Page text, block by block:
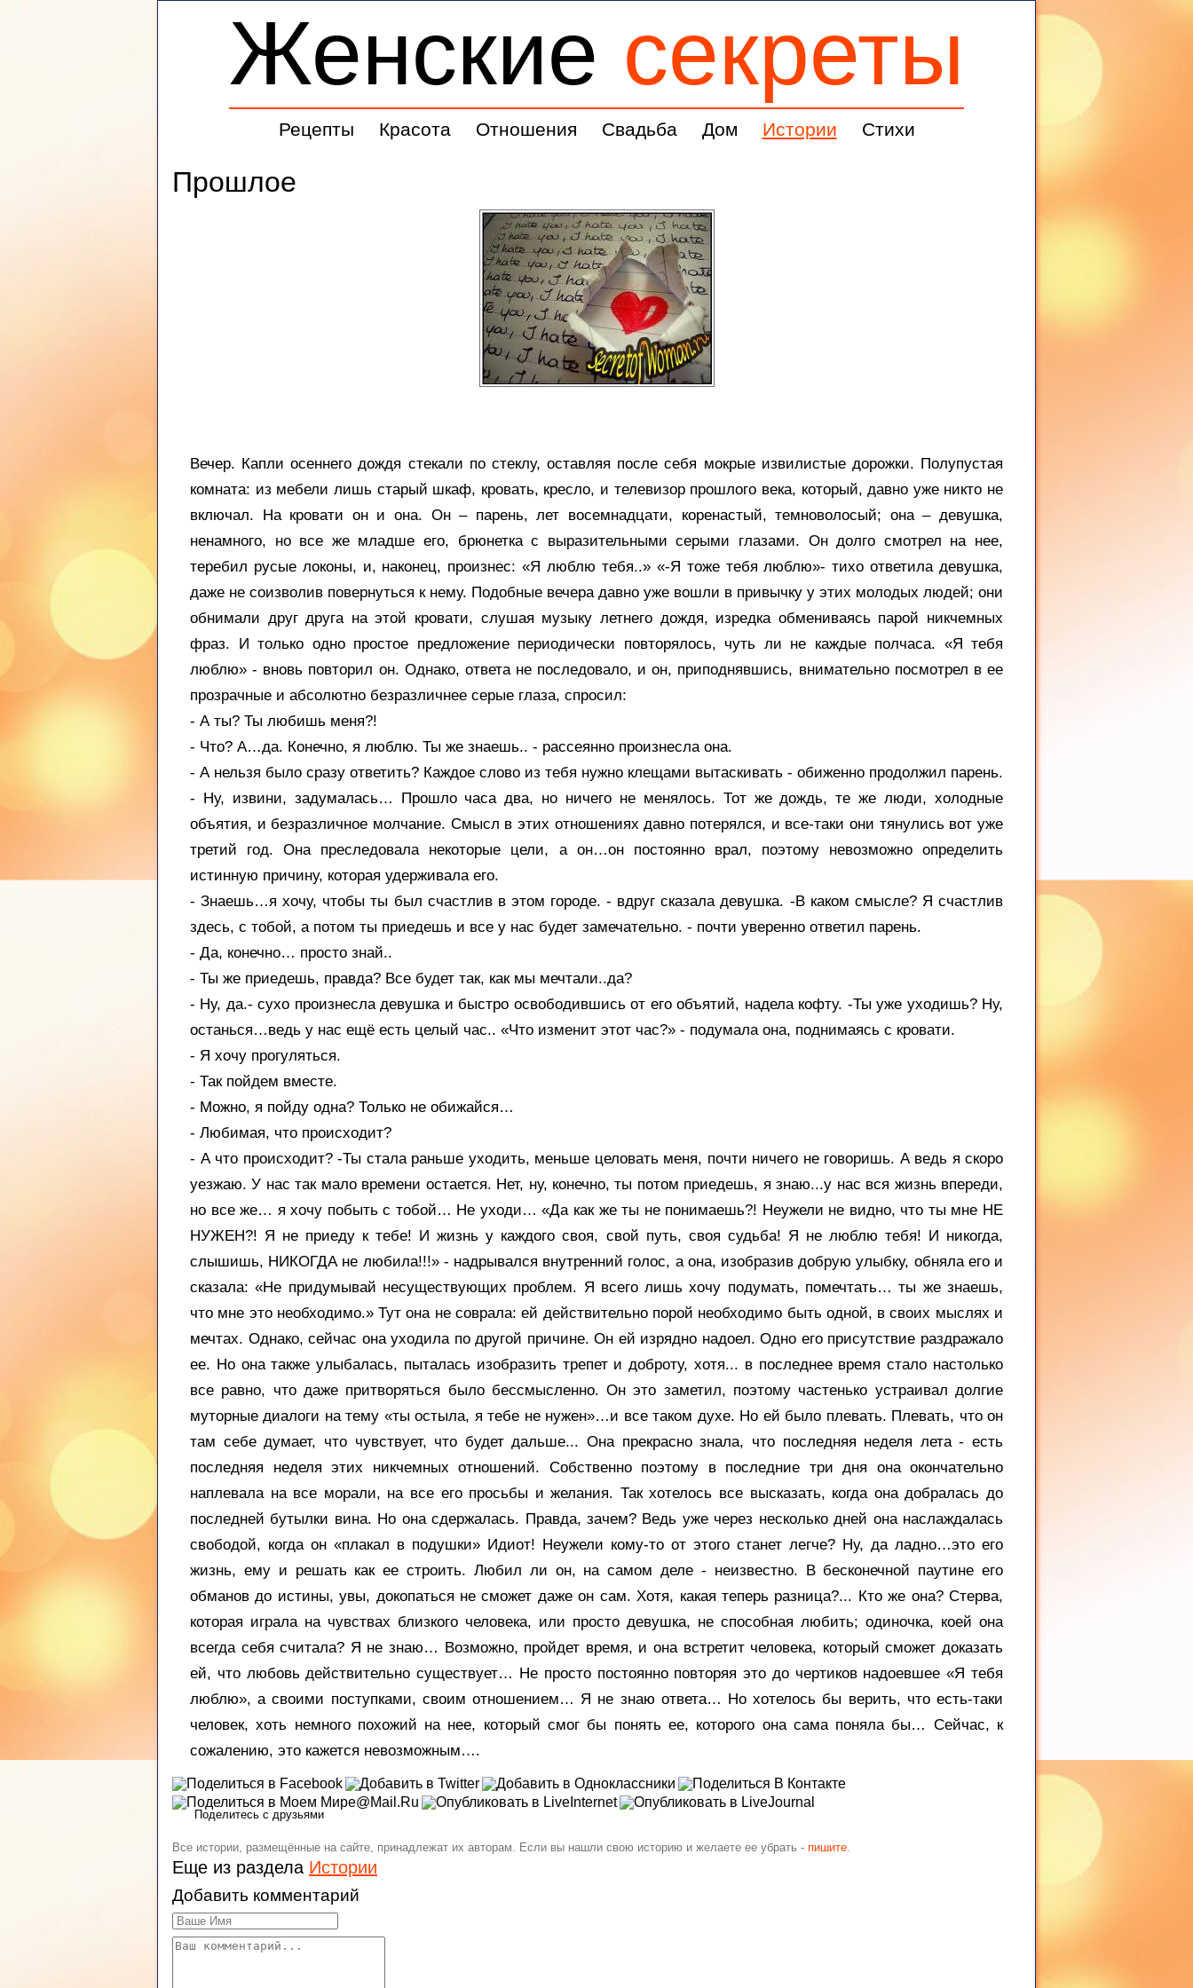
Женские секреты
Рецепты Красота Отношения Свадьба Дом Истории Стихи
Прошлое
Вечер. Капли осеннего дождя стекали по стеклу, оставляя после себя мокрые извилистые дорожки. Полупустая
комната: из мебели лишь старый шкаф, кровать, кресло, и телевизор прошлого века, который, давно уже никто не
включал. На кровати он и она. Он – парень, лет восемнадцати, коренастый, темноволосый; она – девушка,
ненамного, но все же младше его, брюнетка с выразительными серыми глазами. Он долго смотрел на нее,
теребил русые локоны, и, наконец, произнес: «Я люблю тебя..» «-Я тоже тебя люблю»- тихо ответила девушка,
даже не соизволив повернуться к нему. Подобные вечера давно уже вошли в привычку у этих молодых людей; они
обнимали друг друга на этой кровати, слушая музыку летнего дождя, изредка обмениваясь парой никчемных
фраз. И только одно простое предложение периодически повторялось, чуть ли не каждые полчаса. «Я тебя
люблю» - вновь повторил он. Однако, ответа не последовало, и он, приподнявшись, внимательно посмотрел в ее
прозрачные и абсолютно безразличнее серые глаза, спросил:
- А ты? Ты любишь меня?!
- Что? А…да. Конечно, я люблю. Ты же знаешь.. - рассеянно произнесла она.
- А нельзя было сразу ответить? Каждое слово из тебя нужно клещами вытаскивать - обиженно продолжил парень.
- Ну, извини, задумалась… Прошло часа два, но ничего не менялось. Тот же дождь, те же люди, холодные
объятия, и безразличное молчание. Смысл в этих отношениях давно потерялся, и все-таки они тянулись вот уже
третий год. Она преследовала некоторые цели, а он…он постоянно врал, поэтому невозможно определить
истинную причину, которая удерживала его.
- Знаешь…я хочу, чтобы ты был счастлив в этом городе. - вдруг сказала девушка. -В каком смысле? Я счастлив
здесь, с тобой, а потом ты приедешь и все у нас будет замечательно. - почти уверенно ответил парень.
- Да, конечно… просто знай..
- Ты же приедешь, правда? Все будет так, как мы мечтали..да?
- Ну, да.- сухо произнесла девушка и быстро освободившись от его объятий, надела кофту. -Ты уже уходишь? Ну,
останься…ведь у нас ещё есть целый час.. «Что изменит этот час?» - подумала она, поднимаясь с кровати.
- Я хочу прогуляться.
- Так пойдем вместе.
- Можно, я пойду одна? Только не обижайся…
- Любимая, что происходит?
- А что происходит? -Ты стала раньше уходить, меньше целовать меня, почти ничего не говоришь. А ведь я скоро
уезжаю. У нас так мало времени остается. Нет, ну, конечно, ты потом приедешь, я знаю...у нас вся жизнь впереди,
но все же… я хочу побыть с тобой… Не уходи… «Да как же ты не понимаешь?! Неужели не видно, что ты мне НЕ
НУЖЕН?! Я не приеду к тебе! И жизнь у каждого своя, свой путь, своя судьба! Я не люблю тебя! И никогда,
слышишь, НИКОГДА не любила!!!» - надрывался внутренний голос, а она, изобразив добрую улыбку, обняла его и
сказала: «Не придумывай несуществующих проблем. Я всего лишь хочу подумать, помечтать… ты же знаешь,
что мне это необходимо.» Тут она не соврала: ей действительно порой необходимо быть одной, в своих мыслях и
мечтах. Однако, сейчас она уходила по другой причине. Он ей изрядно надоел. Одно его присутствие раздражало
ее. Но она также улыбалась, пыталась изобразить трепет и доброту, хотя... в последнее время стало настолько
все равно, что даже притворяться было бессмысленно. Он это заметил, поэтому частенько устраивал долгие
муторные диалоги на тему «ты остыла, я тебе не нужен»…и все таком духе. Но ей было плевать. Плевать, что он
там себе думает, что чувствует, что будет дальше... Она прекрасно знала, что последняя неделя лета - есть
последняя неделя этих никчемных отношений. Собственно поэтому в последние три дня она окончательно
наплевала на все морали, на все его просьбы и желания. Так хотелось все высказать, когда она добралась до
последней бутылки вина. Но она сдержалась. Правда, зачем? Ведь уже через несколько дней она наслаждалась
свободой, когда он «плакал в подушки» Идиот! Неужели кому-то от этого станет легче? Ну, да ладно…это его
жизнь, ему и решать как ее строить. Любил ли он, на самом деле - неизвестно. В бесконечной паутине его
обманов до истины, увы, докопаться не сможет даже он сам. Хотя, какая теперь разница?... Кто же она? Стерва,
которая играла на чувствах близкого человека, или просто девушка, не способная любить; одиночка, коей она
всегда себя считала? Я не знаю… Возможно, пройдет время, и она встретит человека, который сможет доказать
ей, что любовь действительно существует… Не просто постоянно повторяя это до чертиков надоевшее «Я тебя
люблю», а своими поступками, своим отношением… Я не знаю ответа… Но хотелось бы верить, что есть-таки
человек, хоть немного похожий на нее, который смог бы понять ее, которого она сама поняла бы… Сейчас, к
сожалению, это кажется невозможным….
Поделитесь с друзьями
Все истории, размещённые на сайте, принадлежат их авторам. Если вы нашли свою историю и желаете ее убрать - пишите.
Еще из раздела Истории
Добавить комментарий